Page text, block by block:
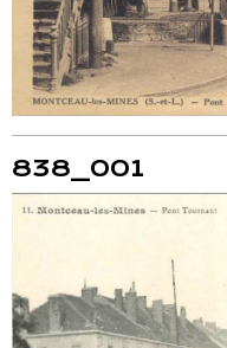
838_001